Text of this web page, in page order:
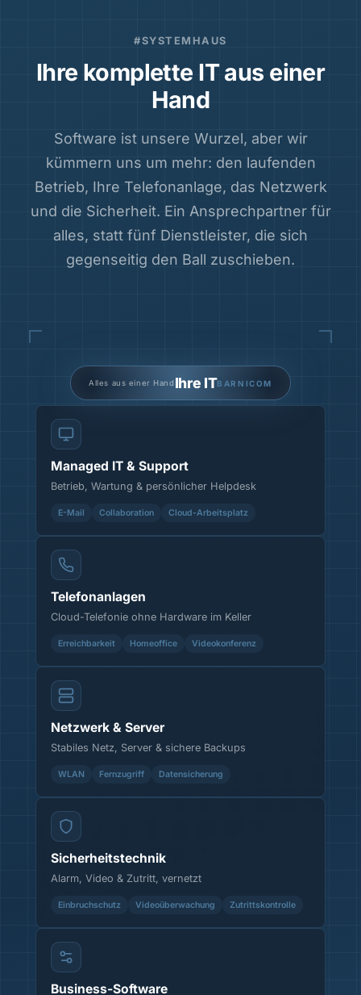
#SYSTEMHAUS
Ihre komplette IT aus einer
Hand
Software ist unsere Wurzel, aber wir
kümmern uns um mehr: den laufenden
Betrieb, Ihre Telefonanlage, das Netzwerk
und die Sicherheit. Ein Ansprechpartner für
alles, statt fünf Dienstleister, die sich
gegenseitig den Ball zuschieben.
Alles aus einer Hand Ihre ITBARNICOM
Managed IT & Support
Betrieb, Wartung & persönlicher Helpdesk
E-Mail Collaboration Cloud-Arbeitsplatz
Telefonanlagen
Cloud-Telefonie ohne Hardware im Keller
Erreichbarkeit Homeoffice Videokonferenz
Netzwerk & Server
Stabiles Netz, Server & sichere Backups
WLAN Fernzugriff Datensicherung
Sicherheitstechnik
Alarm, Video & Zutritt, vernetzt
Einbruchschutz Videoüberwachung Zutrittskontrolle
Business-Software